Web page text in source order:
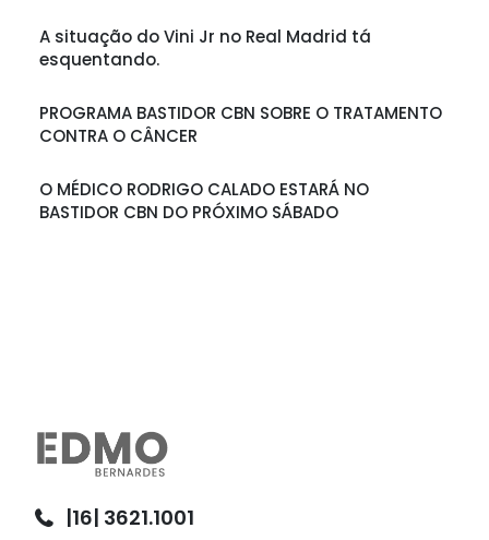
A situação do Vini Jr no Real Madrid tá
esquentando.
PROGRAMA BASTIDOR CBN SOBRE O TRATAMENTO
CONTRA O CÂNCER
O MÉDICO RODRIGO CALADO ESTARÁ NO
BASTIDOR CBN DO PRÓXIMO SÁBADO
|16| 3621.1001